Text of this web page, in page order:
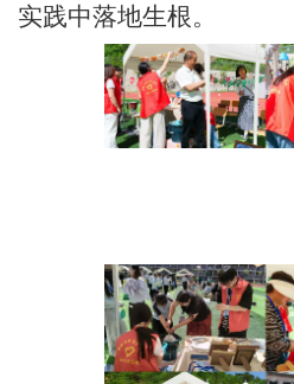
实践中落地生根。